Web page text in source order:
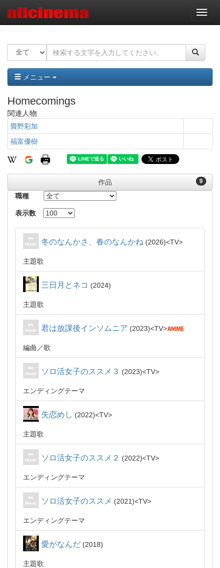
ナ
ビ
ー
ョ
ン
メニュー
Homecomings
関連人物
畳野彩加
福富優樹
9
作品
職種
表示数
冬のなんかさ、春のなんかね 2026 TV
主題歌
三日月とネコ 2024
主題歌
君は放課後インソムニア 2023 TV
編曲 歌
ソロ活女子のススメ３ 2023 TV
エンディングテーマ
失恋めし 2022 TV
主題歌
ソロ活女子のススメ２ 2022 TV
エンディングテーマ
ソロ活女子のススメ 2021 TV
エンディングテーマ
愛がなんだ 2018
主題歌